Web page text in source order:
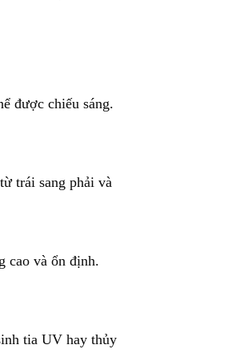
được chiếu sáng.
trái sang phải và
cao và ổn định.
tia UV hay thủy